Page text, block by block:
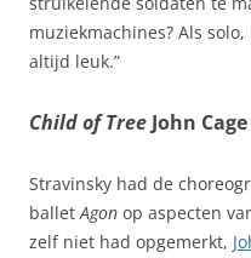
muziekmachines? Als
altijd leuk.”
Child of TreeJohn Cage
Stravinsky had de
balletAgon op aspecten
zelf niet had opgemerkt,